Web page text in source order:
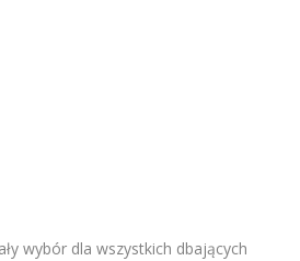
wybór dla wszystkich dbających